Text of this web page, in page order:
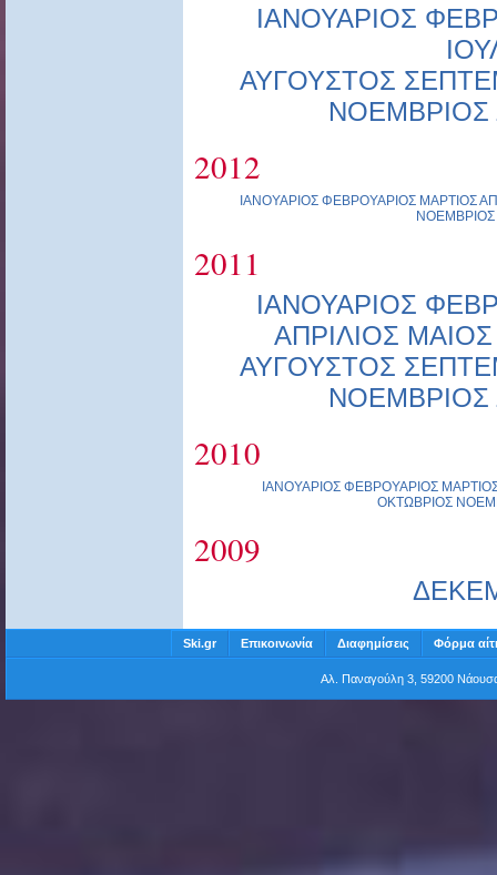
ΙΑΝΟΥΑΡΙΟΣ
ΑΥΓΟΥΣΤΟΣ
ΝΟΕΜΒΡΙΟΣ
2012
ΙΑΝΟΥΑΡΙΟΣ ΦΕΒΡΟΥΑΡΙΟΣ ΜΑΡΤΙΟΣ
ΝΟΕΜΒΡΙΟΣ
2011
ΙΑΝΟΥΑΡΙΟΣ
ΑΠΡΙΛΙΟΣ ΜΑΙΟΣ
ΑΥΓΟΥΣΤΟΣ
ΝΟΕΜΒΡΙΟΣ
2010
ΙΑΝΟΥΑΡΙΟΣ ΦΕΒΡΟΥΑΡΙΟΣ
ΟΚΤΩΒΡΙΟΣ
2009
Ski.gr Επικοινωνία Διαφημίσεις Φόρμα
Αλ. Παναγούλη 3, 59200